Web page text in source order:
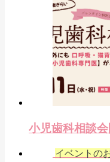
小児歯科相談会
イベントの